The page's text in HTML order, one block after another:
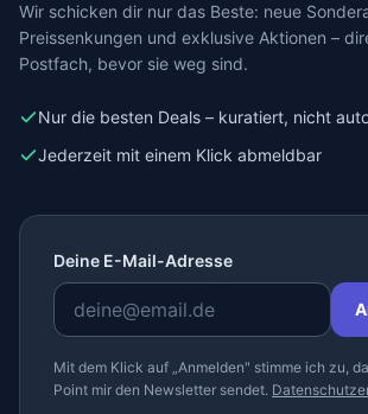
Wir schicken dir nur das Beste: neue
Preissenkungen und exklusive Aktionen –
Postfach, bevor sie weg sind.
Nur die besten Deals – kuratiert, nicht
Jederzeit mit einem Klick abmeldbar
Deine E-Mail-Adresse
Mit dem Klick auf „Anmelden" stimme ich zu,
Point mir den Newsletter sendet.